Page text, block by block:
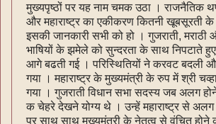
मुख्यपृष्ठों पर यह नाम चमक उठा । राजनैतिक
और महाराष्ट्र का एकीकरण कितनी खूबसूरती के
इसकी जानकारी सभी को हो । गुजराती, मराठी
भाषियों के झमेले को सुन्दरता के साथ निपटाते
आगे बढती गई । परिस्थितियों ने करवट बदली
गया । महाराष्ट्र के मुख्यमंत्री के रुप में श्री
गया । गुजराती विधान सभा सदस्य जब अलग
क चेहरे देखने योग्य थे । उन्हें महाराष्ट्र से अलग
पर साथ साथ मुख्यमंत्री के नेतृत्व से वंचित होने